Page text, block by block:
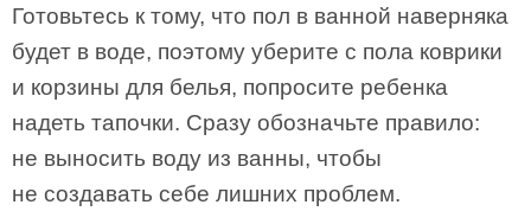
Готовьтесь к тому, что пол в ванной наверняка
будет в воде, поэтому уберите с пола коврики
и корзины для белья, попросите ребенка
надеть тапочки. Сразу обозначьте правило:
не выносить воду из ванны, чтобы
не создавать себе лишних проблем.